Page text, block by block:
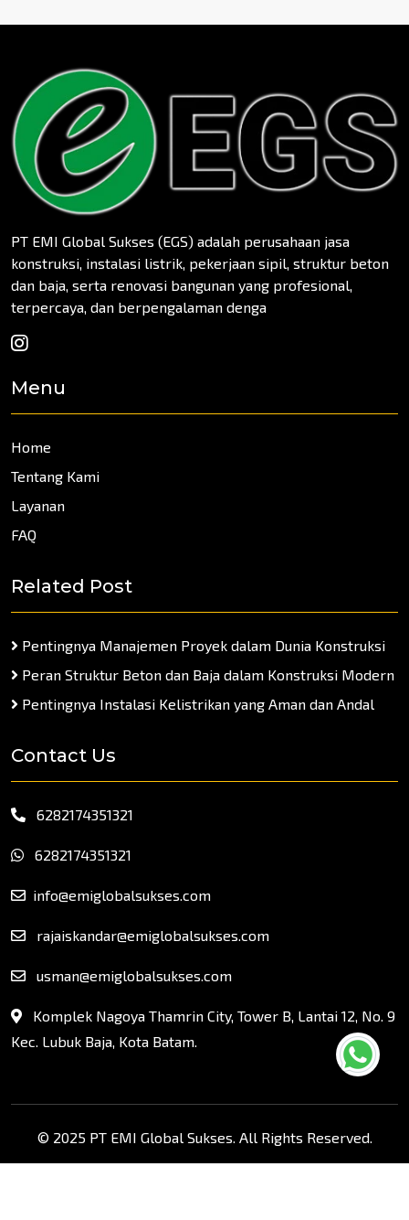
PT EMI Global Sukses (EGS) adalah perusahaan jasa
konstruksi, instalasi listrik, pekerjaan sipil, struktur beton
dan baja, serta renovasi bangunan yang profesional,
terpercaya, dan berpengalaman denga
Menu
Home
Tentang Kami
Layanan
FAQ
Related Post
Pentingnya Manajemen Proyek dalam Dunia Konstruksi
Peran Struktur Beton dan Baja dalam Konstruksi Modern
Pentingnya Instalasi Kelistrikan yang Aman dan Andal
Contact Us
6282174351321
6282174351321
info@emiglobalsukses.com
rajaiskandar@emiglobalsukses.com
usman@emiglobalsukses.com
Komplek Nagoya Thamrin City, Tower B, Lantai 12, No. 9
Kec. Lubuk Baja, Kota Batam.
© 2025 PT EMI Global Sukses. All Rights Reserved.